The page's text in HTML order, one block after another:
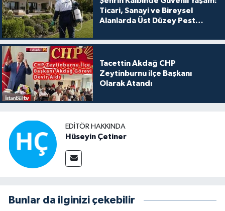
Ticari, Sanayi ve Bireysel
Alanlarda Üst Düzey Pest
Tacettin Akdağ CHP
Zeytinburnu ilçe Başkanı
Olarak Atandı
EDITÖR HAKKINDA
Hüseyin Çetiner
Bunlar da ilginizi çekebilir